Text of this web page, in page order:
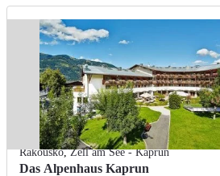
Rakousko,Zell am See - Kaprun
Das Alpenhaus Kaprun